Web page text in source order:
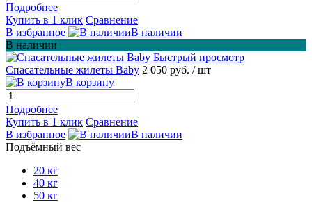
Подробнее
Купить в 1 клик Сравнение
В избранное
В наличии
В наличии
Быстрый просмотр
Спасательные жилеты Baby 2 050 руб. / шт
В корзину
Подробнее
Купить в 1 клик Сравнение
В избранное
В наличии
Подъёмный вес
20 кг
40 кг
50 кг